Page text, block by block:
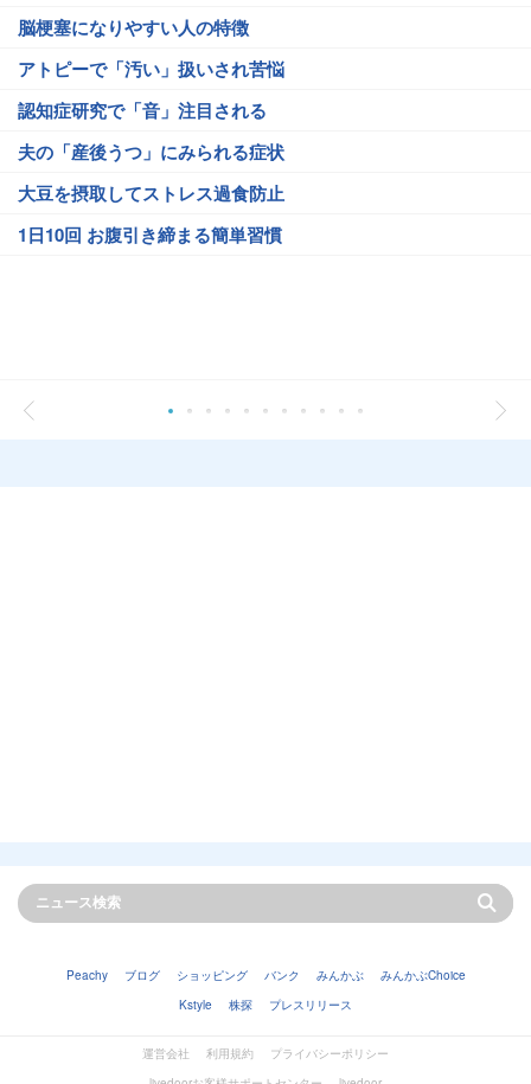
脳梗塞になりやすい人の特徴
アトピーで「汚い」扱いされ苦悩
認知症研究で「音」注目される
夫の「産後うつ」にみられる症状
大豆を摂取してストレス過食防止
1日10回 お腹引き締まる簡単習慣
Peachy ブログ ショッピング バンク みんかぶ
みんかぶChoice
Kstyle
株探 プレスリリース
運営会社 利用規約
プライバシーポリシー